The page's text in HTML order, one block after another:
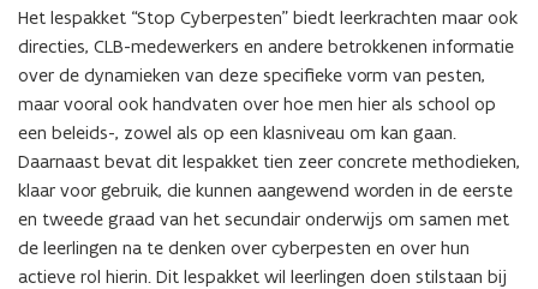
cyberpesten
Het lespakket “Stop Cyberpesten” biedt leerkrachten maar ook
directies, CLB-medewerkers en andere betrokkenen informatie
over de dynamieken van deze specifieke vorm van pesten,
maar vooral ook handvaten over hoe men hier als school op
een beleids-, zowel als op een klasniveau om kan gaan.
Daarnaast bevat dit lespakket tien zeer concrete methodieken,
klaar voor gebruik, die kunnen aangewend worden in de eerste
en tweede graad van het secundair onderwijs om samen met
de leerlingen na te denken over cyberpesten en over hun
actieve rol hierin. Dit lespakket wil leerlingen doen stilstaan bij